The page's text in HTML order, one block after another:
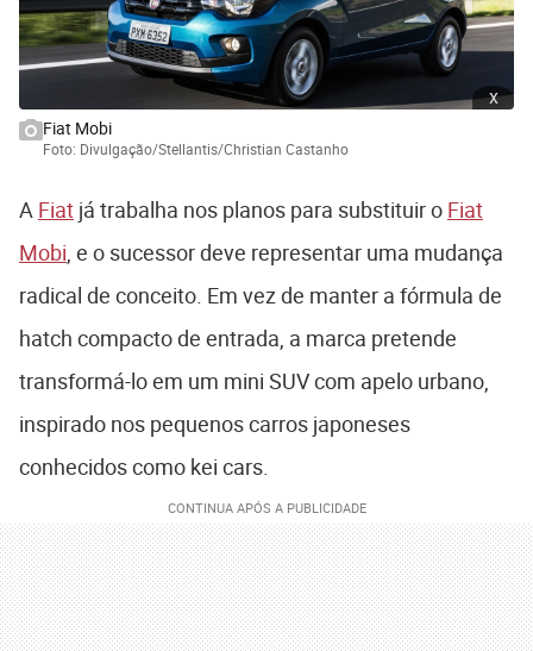
x
Fiat Mobi
Foto: Divulgação/Stellantis/Christian Castanho
A Fiat já trabalha nos planos para substituir o Fiat
Mobi , e o sucessor deve representar uma mudança
radical de conceito. Em vez de manter a fórmula de
hatch compacto de entrada, a marca pretende
transformá-lo em um mini SUV com apelo urbano,
inspirado nos pequenos carros japoneses
conhecidos como kei cars.